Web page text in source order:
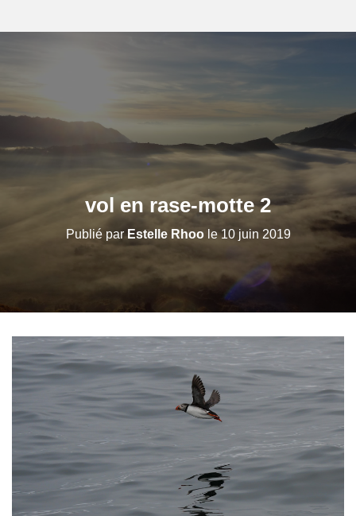
vol en rase-motte 2
Publié parEstelle Rhoole10 juin 2019